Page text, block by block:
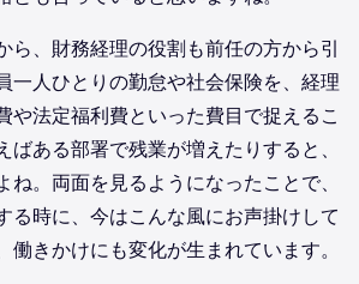
ら、財務経理の役割も前任の方から引
一人ひとりの勤怠や社会保険を、経理
や法定福利費といった費目で捉えるこ
ばある部署で残業が増えたりすると、
ね。両面を見るようになったことで、
る時に、今はこんな風にお声掛けして
働きかけにも変化が生まれています。